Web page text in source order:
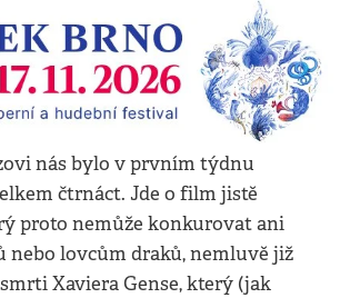
nás bylo v prvním týdnu
čtrnáct. Jde o film jistě
proto nemůže konkurovat ani
nebo lovcům draků, nemluvě již
Xaviera Gense, který (jak